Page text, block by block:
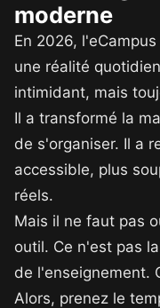
moderne
En 2026,
une réalité
intimidant, mais
Il a transformé la
de s'organiser. Il a
accessible, plus
réels.
Mais il ne faut pas
outil. Ce n'est pas
de l'enseignement.
Alors, prenez le